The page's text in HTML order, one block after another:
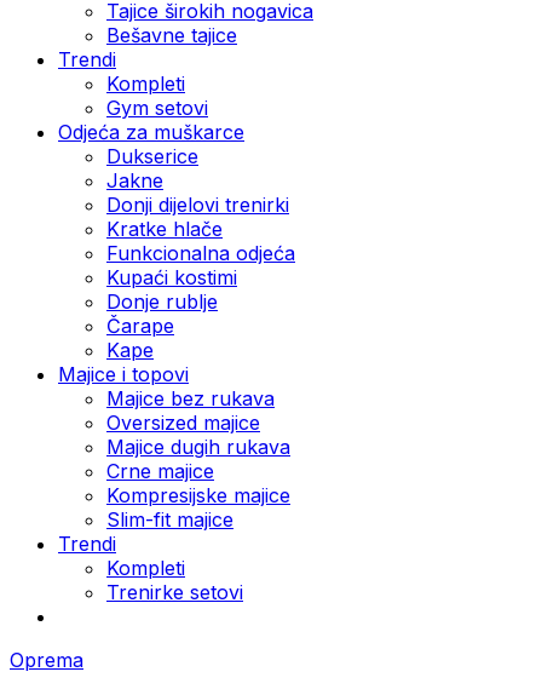
Tajice širokih nogavica
Bešavne tajice
Trendi
Kompleti
Gym setovi
Odjeća za muškarce
Dukserice
Jakne
Donji dijelovi trenirki
Kratke hlače
Funkcionalna odjeća
Kupaći kostimi
Donje rublje
Čarape
Kape
Majice i topovi
Majice bez rukava
Oversized majice
Majice dugih rukava
Crne majice
Kompresijske majice
Slim-fit majice
Trendi
Kompleti
Trenirke setovi
Oprema